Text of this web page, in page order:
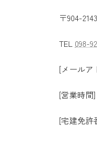
〒904-
TEL 098-
[メールア
[営業時間
[宅建免許